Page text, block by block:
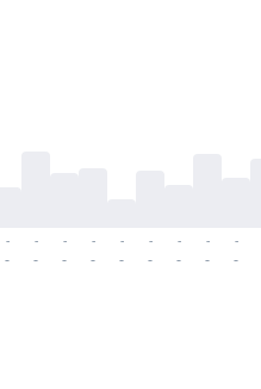
-
-
-
-
-
-
-
-
-
-
-
-
-
-
-
-
-
-